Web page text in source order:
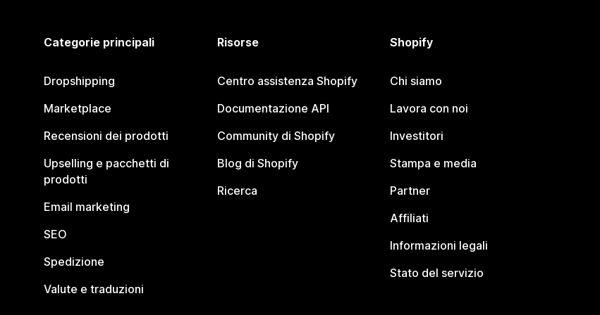
Categorie principali
Dropshipping
Marketplace
Recensioni dei prodotti
Upselling e pacchetti di
prodotti
Email marketing
SEO
Spedizione
Valute e traduzioni
Risorse
Centro assistenza Shopify
Documentazione API
Community di Shopify
Blog di Shopify
Ricerca
Shopify
Chi siamo
Lavora con noi
Investitori
Stampa e media
Partner
Affiliati
Informazioni legali
Stato del servizio